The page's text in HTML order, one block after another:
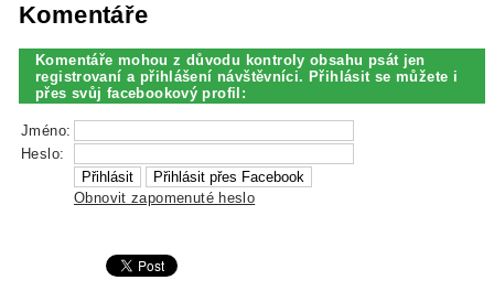
Komentáře
Komentáře mohou z důvodu kontroly obsahu psát jen
registrovaní a přihlášení návštěvníci. Přihlásit se můžete i
přes svůj facebookový profil:
Jméno:
Heslo:
Obnovit zapomenuté heslo